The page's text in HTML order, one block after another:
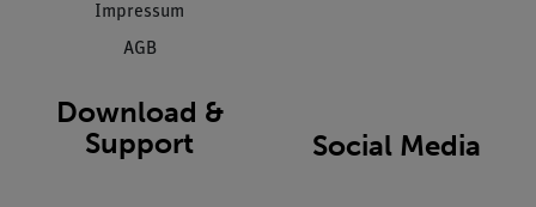
Impressum
AGB
Download &
Support
Social Media